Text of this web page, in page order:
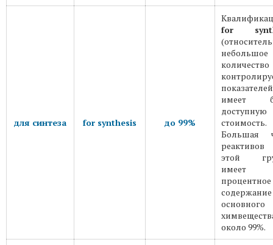
для синтеза for synthesis до 99%
for
небольшое
количество
имеет
доступную
стоимость.
Большая
этой
имеет
процентное
содержание
основного
около 99%.